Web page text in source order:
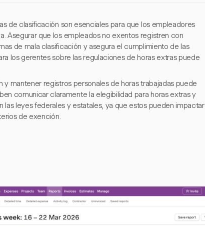
de clasificación son esenciales para que los empleadores
Asegurar que los empleados no exentos registren con
de mala clasificación y asegura el cumplimiento de las
los gerentes sobre las regulaciones de horas extras puede
mantener registros personales de horas trabajadas puede
comunicar claramente la elegibilidad para horas extras y
las leyes federales y estatales, ya que estos pueden impactar
de exención.